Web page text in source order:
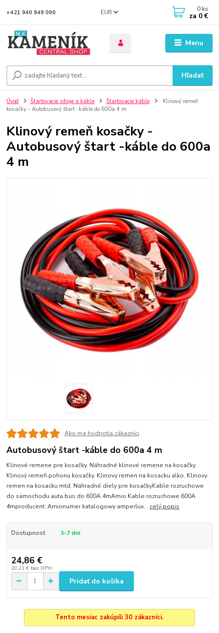
Menu
EUR
Hľadať
+421 940 949 000 0 ks
za 0 €
Úvod Štartovacie zdroje a káble Štartovacie káble
Klinový remeň
kosačky - Autobusový štart -káble do 600a 4 m
Klinový remeň kosačky -
Autobusový štart -káble do 600a
4 m
Ako ma hodnotia zákazníci
Autobusový štart -káble do 600a 4 m
Klinové remene pre kosačky. Náhradné klinové remene na kosačky.
Klinový remeň pohonu kosačky. Klinovy remen na kosacku alko. Klinovy
remen na kosacku mtd. Náhradné diely pre kosačkyKable rozruchowe
do samochodu auta bus do 600A 4mAmio Kable rozruchowe 600A
4mproducent: Amionumer katalogowy amperlux... celý popis
Dostupnosť 3-7 dni
24,86 €
20,21 € bez DPH
Pridať do košíka
Tento mesiac zakúpili 30 zákazníci.